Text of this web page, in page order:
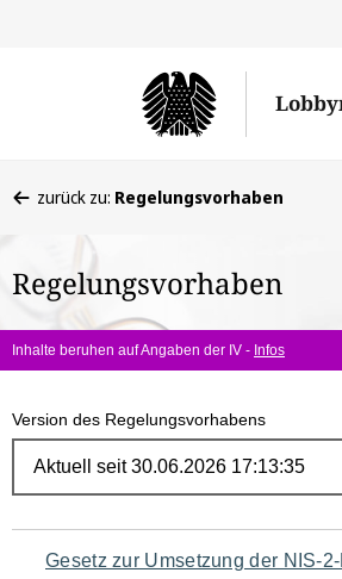
befinden
hier:
zurück zu: Regelungsvorhaben
Regelungsvorhaben
Inhalte beruhen auf Angaben der IV - Infos
Version des Regelungsvorhabens
Navigation
Gesetz zur Umsetzung der NIS-